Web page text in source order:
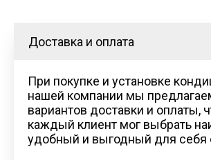
При покупке и установке
нашей компании мы
вариантов доставки и оплаты,
каждый клиент мог выбрать
удобный и выгодный для себя